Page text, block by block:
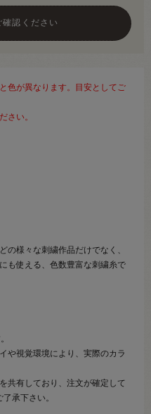
認ください
色が異なります。目安としてご
さい。
の様々な刺繍作品だけでなく、
も使える、色数豊富な刺繍糸で
や視覚環境により、実際のカラ
共有しており、注文が確定して
承下さい。